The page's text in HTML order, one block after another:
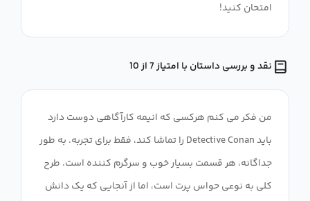
امتحان کنید!
نقد و بررسی داستان با امتیاز 7 از 10
من فکر می کنم هرکسی که انیمه کارآگاهی دوست دارد
باید Detective Conan را تماشا کند، فقط برای تجربه. به طور
جداگانه، هر قسمت بسیار خوب و سرگرم کننده است. طرح
کلی به نوعی حواس پرت است، اما از آنجایی که یک دانش